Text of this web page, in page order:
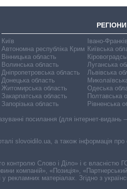
РЕГІОНИ
Київ
Автономна республіка Крим
Вінницька область
Волинська область
Дніпропетровська область
Донецька область
Житомирська область
Закарпатська область
Запорізька область
Івано-
Київська
Луганська
Львівська
Одеська
Полтавська
Рівненська
посилання (для інтернет-
slovoidilo.ua, а також інформація
контролю Слово і Діло» і є власністю
компаній», «Позиція»,
рекламних матеріалах. Згідно з